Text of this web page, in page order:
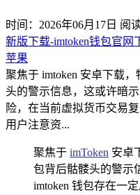
时间：2026年06月17日 阅
新版下载-imtoken钱包官网
苹果
聚焦于 imtoken 安卓下载
头的警示信息，这或许暗
险，在当前虚拟货币交易
用户注意资...
聚焦于 imToken 安卓
包背后骷髅头的警示
imtoken 钱包存在一